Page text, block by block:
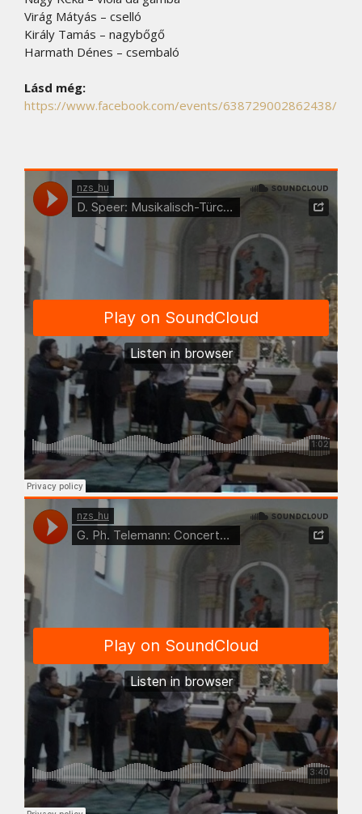
Virág Mátyás – cselló
Király Tamás – nagybőgő
Harmath Dénes – csembaló
Lásd még:
https://www.facebook.com/events/638729002862438/